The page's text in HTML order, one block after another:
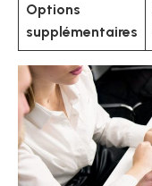
Options
supplémentaires